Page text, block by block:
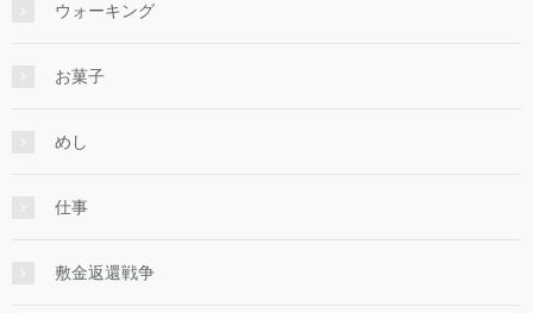
ウォーキング
お菓子
めし
仕事
敷金返還戦争